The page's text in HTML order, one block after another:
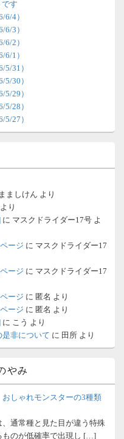
す
4）
3）
2）
1）
31）
30）
29）
28）
27）
まましけん より
より
に マスクドライダー17号 よ
ージ に マスクドライダー17
ージ に マスクドライダー17
ージ に 匿名 より
ージ に 匿名 より
に こう より
非について に 田所 より
やみ
おしゃれモンスターの3種類
通常種と見た目が違う特殊
ものが低確率で出現し […]